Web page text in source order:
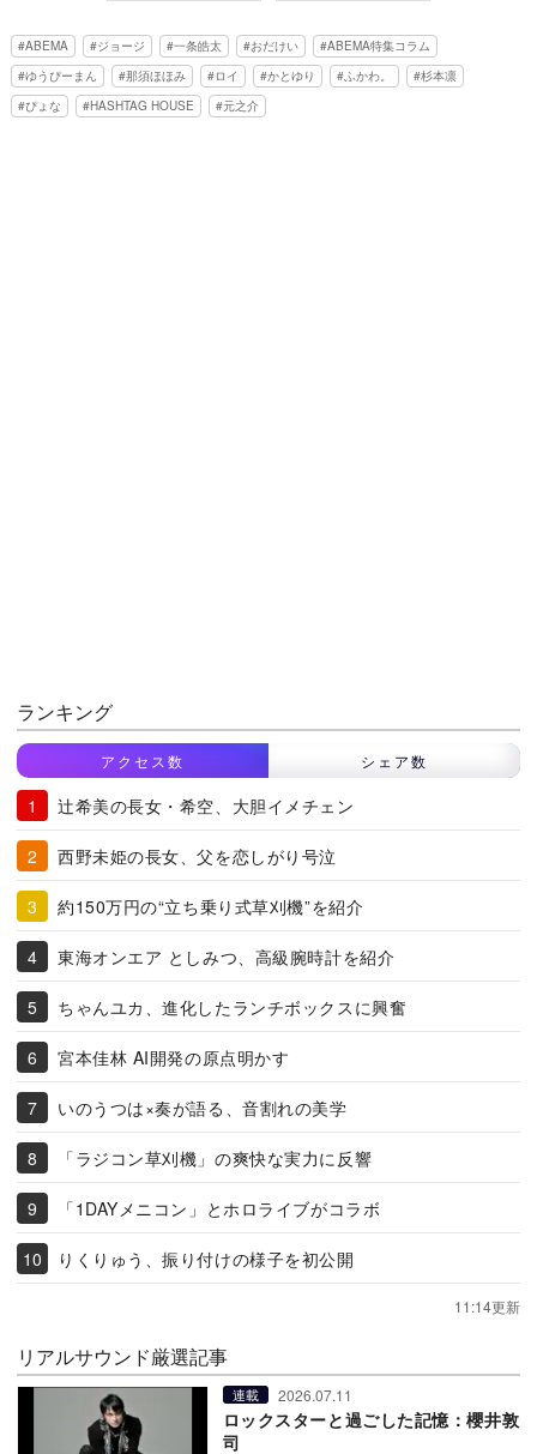
ABEMA ジョージ 一条皓太 おだけい
ABEMA特集コラム
ゆうぴーまん
那須ほほみ ロイ かとゆり ふかわ。
杉本凛
ぴょな
HASHTAG HOUSE 元之介
ランキング
アクセス数 シェア数
辻希美の長女・希空、大胆イメチェン
西野未姫の長女、父を恋しがり号泣
約150万円の“立ち乗り式草刈機”を紹介
東海オンエア としみつ、高級腕時計を紹介
ちゃんユカ、進化したランチボックスに興奮
宮本佳林 AI開発の原点明かす
いのうつは×奏が語る、音割れの美学
「ラジコン草刈機」の爽快な実力に反響
「1DAYメニコン」とホロライブがコラボ
りくりゅう、振り付けの様子を初公開
11:14更新
リアルサウンド厳選記事
連載 2026.07.11
ロックスターと過ごした記憶：櫻井敦
司